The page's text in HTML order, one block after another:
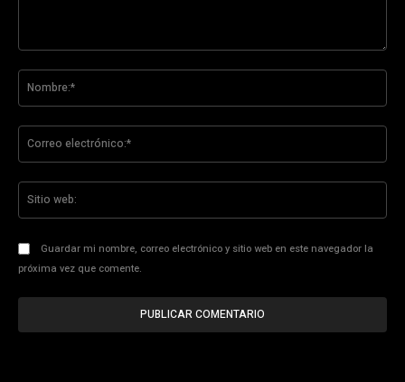
Guardar mi nombre, correo electrónico y sitio web en este navegador la
próxima vez que comente.